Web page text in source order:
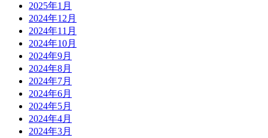
2025年1月
2024年12月
2024年11月
2024年10月
2024年9月
2024年8月
2024年7月
2024年6月
2024年5月
2024年4月
2024年3月